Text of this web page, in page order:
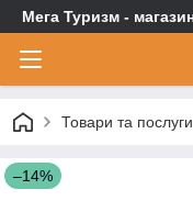
Мега Туризм -
Товари та послуги
–14%